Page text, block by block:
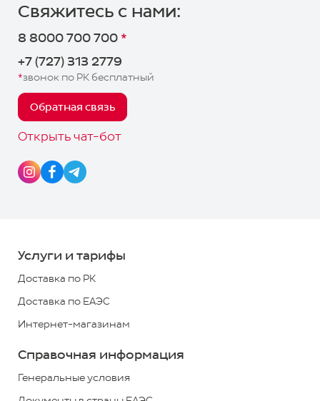
Юридическое лицо
стоимости нужно производить
в калькуляторе, а не в ЛК при
Управлять
Telegram-чат
Скачать приложение получателя
Заключить
Телефоны
для
8
*
+7
(727)
313
2779
*звонок
Услуги и тарифы
Доставка по РК
Доставка по ЕАЭС
Интернет-магазинам
Справочная информация
Генеральные условия
Свяжитесь с нами:
8 8000 700 700 *
+7 (727) 313 2779
*звонок по РК бесплатный
Обратная связь
Открыть чат-бот